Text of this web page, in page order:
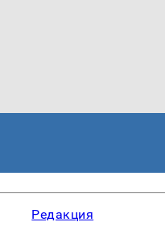
Редакция